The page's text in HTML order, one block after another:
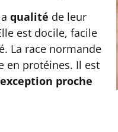
qualité de leur
est docile, facile
La race normande
en protéines. Il est
proche